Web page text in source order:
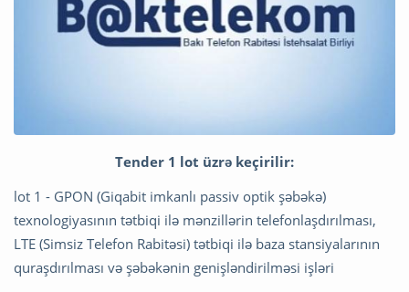
Tender 1 lot üzrə keçirilir:
lot 1 - GPON (Giqabit imkanlı passiv optik şəbəkə)
texnologiyasının tətbiqi ilə mənzillərin telefonlaşdırılması,
LTE (Simsiz Telefon Rabitəsi) tətbiqi ilə baza stansiyalarının
quraşdırılması və şəbəkənin genişləndirilməsi işləri